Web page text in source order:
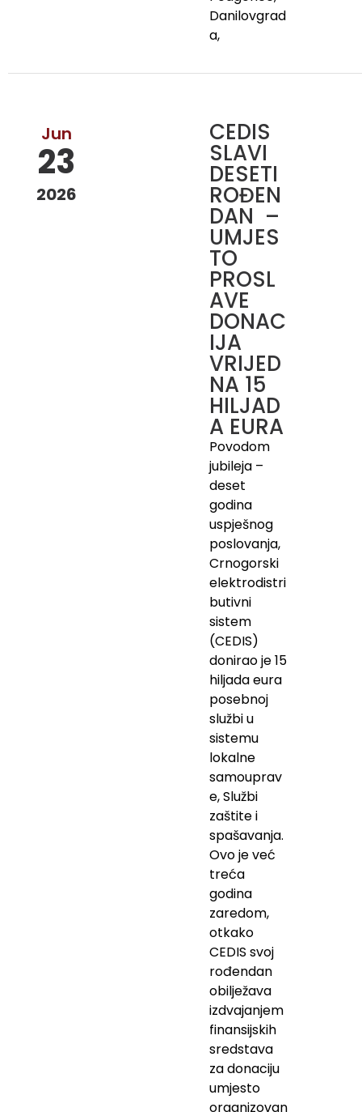
Danilovgrad
a,
Jun
23
2026
CEDIS
SLAVI
DESETI
ROĐEN
DAN –
UMJES
TO
PROSL
AVE
DONAC
IJA
VRIJED
NA 15
HILJAD
A EURA
Povodom
jubileja –
deset
godina
uspješnog
poslovanja,
Crnogorski
elektrodistri
butivni
sistem
(CEDIS)
donirao je 15
hiljada eura
posebnoj
službi u
sistemu
lokalne
samouprav
e, Službi
zaštite i
spašavanja.
Ovo je već
treća
godina
zaredom,
otkako
CEDIS svoj
rođendan
obilježava
izdvajanjem
finansijskih
sredstava
za donaciju
umjesto
organizovan